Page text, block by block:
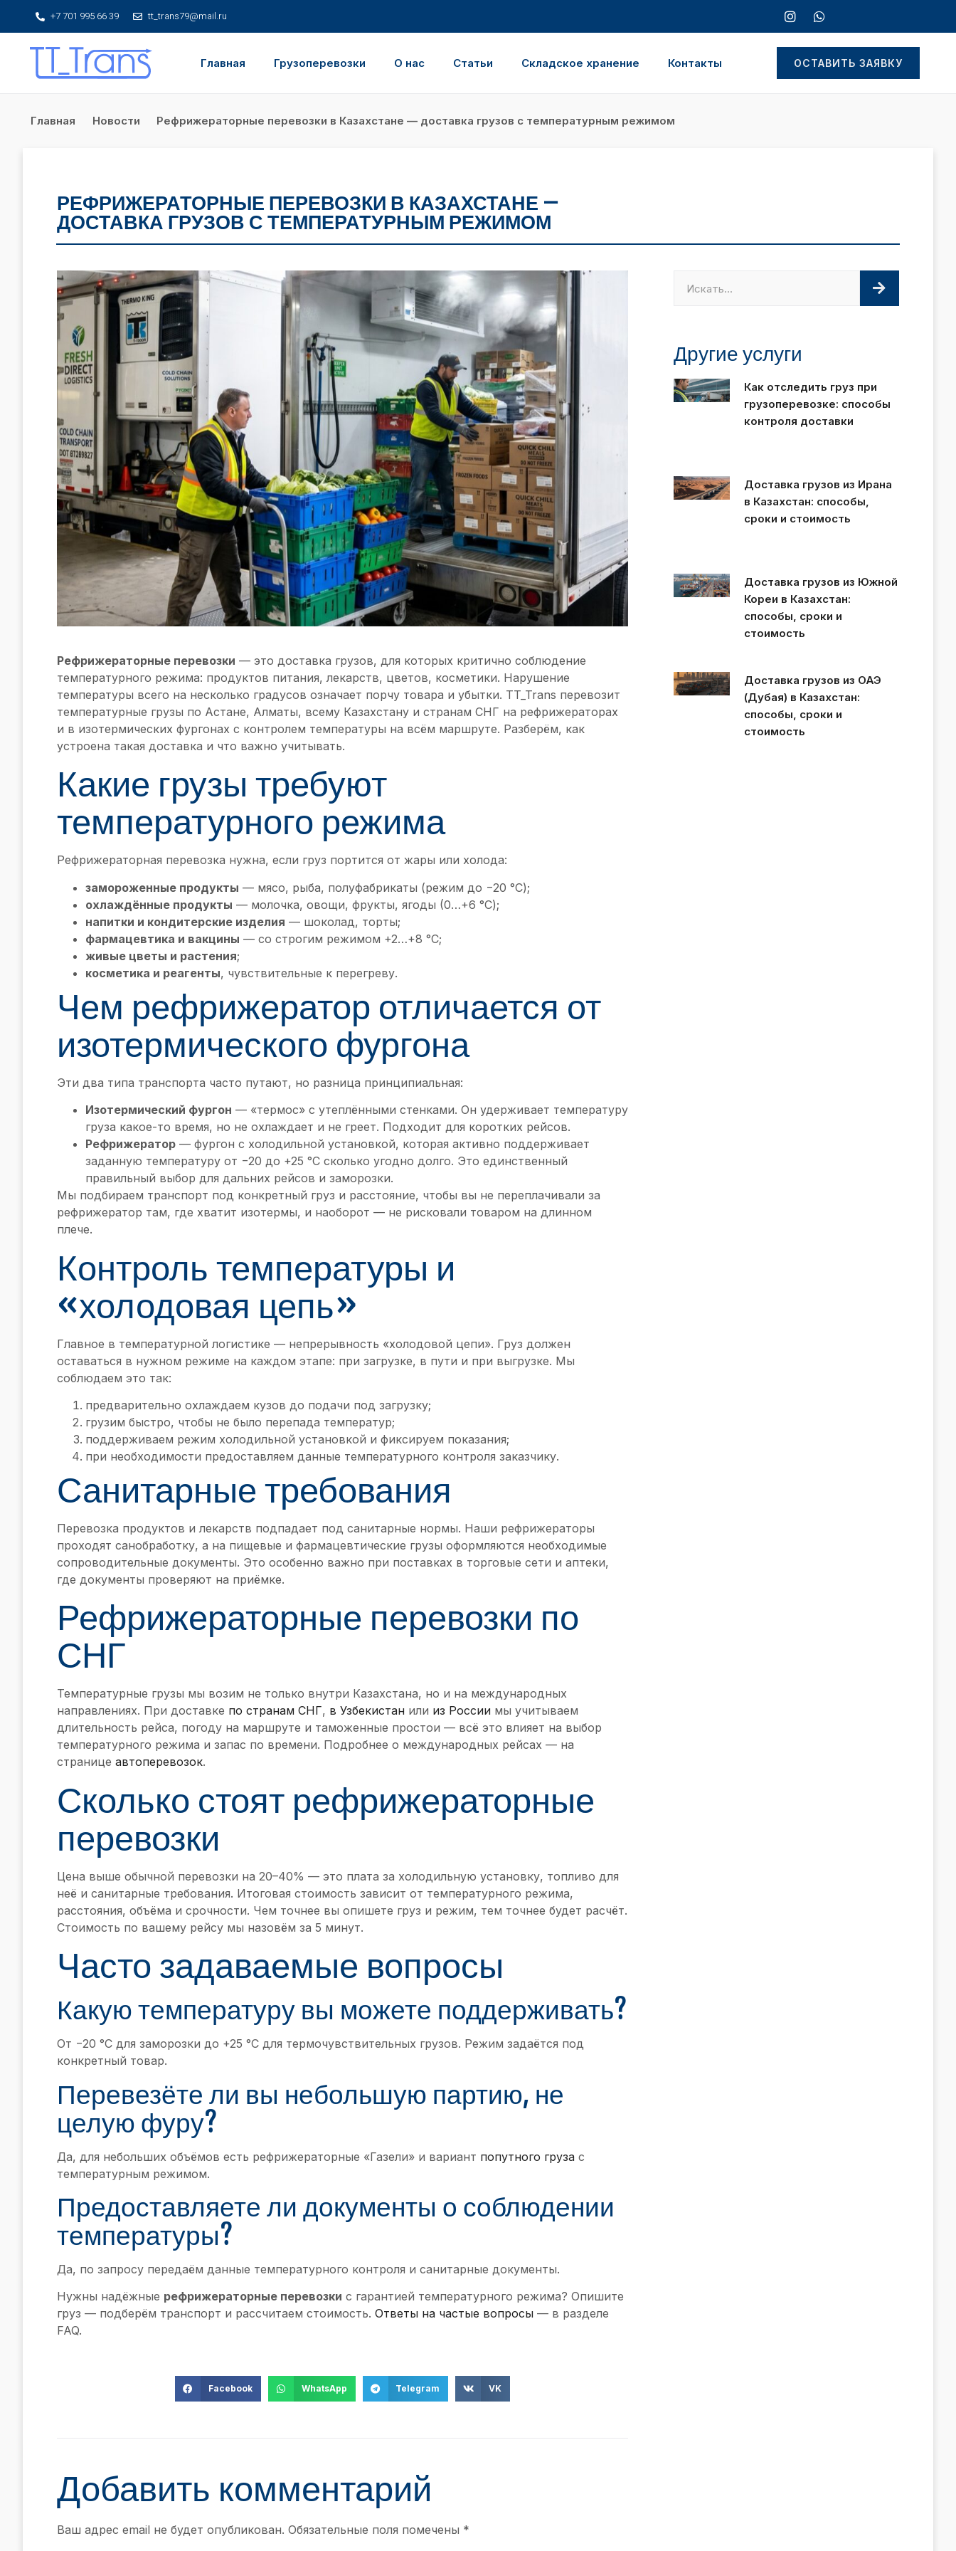
+7 701 995 66 39 tt_trans79@mail.ru
Главная Грузоперевозки О нас Статьи Складское хранение Контакты ОСТАВИТЬ ЗАЯВКУ
Главная Новости Рефрижераторные перевозки в Казахстане — доставка грузов с температурным режимом
РЕФРИЖЕРАТОРНЫЕ ПЕРЕВОЗКИ В КАЗАХСТАНЕ —
ДОСТАВКА ГРУЗОВ С ТЕМПЕРАТУРНЫМ РЕЖИМОМ
Рефрижераторные перевозки — это доставка грузов, для которых критично соблюдение
температурного режима: продуктов питания, лекарств, цветов, косметики. Нарушение
температуры всего на несколько градусов означает порчу товара и убытки. TT_Trans перевозит
температурные грузы по Астане, Алматы, всему Казахстану и странам СНГ на рефрижераторах
и в изотермических фургонах с контролем температуры на всём маршруте. Разберём, как
устроена такая доставка и что важно учитывать.
Какие грузы требуют
температурного режима
Рефрижераторная перевозка нужна, если груз портится от жары или холода:
замороженные продукты — мясо, рыба, полуфабрикаты (режим до −20 °C);
охлаждённые продукты — молочка, овощи, фрукты, ягоды (0…+6 °C);
напитки и кондитерские изделия — шоколад, торты;
фармацевтика и вакцины — со строгим режимом +2…+8 °C;
живые цветы и растения;
косметика и реагенты, чувствительные к перегреву.
Чем рефрижератор отличается от
изотермического фургона
Эти два типа транспорта часто путают, но разница принципиальная:
Изотермический фургон — «термос» с утеплёнными стенками. Он удерживает температуру
груза какое-то время, но не охлаждает и не греет. Подходит для коротких рейсов.
Рефрижератор — фургон с холодильной установкой, которая активно поддерживает
заданную температуру от −20 до +25 °C сколько угодно долго. Это единственный
правильный выбор для дальних рейсов и заморозки.
Мы подбираем транспорт под конкретный груз и расстояние, чтобы вы не переплачивали за
рефрижератор там, где хватит изотермы, и наоборот — не рисковали товаром на длинном
плече.
Контроль температуры и
«холодовая цепь»
Главное в температурной логистике — непрерывность «холодовой цепи». Груз должен
оставаться в нужном режиме на каждом этапе: при загрузке, в пути и при выгрузке. Мы
соблюдаем это так:
предварительно охлаждаем кузов до подачи под загрузку;
грузим быстро, чтобы не было перепада температур;
поддерживаем режим холодильной установкой и фиксируем показания;
при необходимости предоставляем данные температурного контроля заказчику.
Санитарные требования
Перевозка продуктов и лекарств подпадает под санитарные нормы. Наши рефрижераторы
проходят санобработку, а на пищевые и фармацевтические грузы оформляются необходимые
сопроводительные документы. Это особенно важно при поставках в торговые сети и аптеки,
где документы проверяют на приёмке.
Рефрижераторные перевозки по
СНГ
Температурные грузы мы возим не только внутри Казахстана, но и на международных
направлениях. При доставке по странам СНГ, в Узбекистан или из России мы учитываем
длительность рейса, погоду на маршруте и таможенные простои — всё это влияет на выбор
температурного режима и запас по времени. Подробнее о международных рейсах — на
странице автоперевозок.
Сколько стоят рефрижераторные
перевозки
Цена выше обычной перевозки на 20–40% — это плата за холодильную установку, топливо для
неё и санитарные требования. Итоговая стоимость зависит от температурного режима,
расстояния, объёма и срочности. Чем точнее вы опишете груз и режим, тем точнее будет расчёт.
Стоимость по вашему рейсу мы назовём за 5 минут.
Часто задаваемые вопросы
Какую температуру вы можете поддерживать?
От −20 °C для заморозки до +25 °C для термочувствительных грузов. Режим задаётся под
конкретный товар.
Перевезёте ли вы небольшую партию, не
целую фуру?
Да, для небольших объёмов есть рефрижераторные «Газели» и вариант попутного груза с
температурным режимом.
Предоставляете ли документы о соблюдении
температуры?
Да, по запросу передаём данные температурного контроля и санитарные документы.
Нужны надёжные рефрижераторные перевозки с гарантией температурного режима? Опишите
груз — подберём транспорт и рассчитаем стоимость. Ответы на частые вопросы — в разделе
FAQ.
Facebook WhatsApp Telegram VK
Добавить комментарий
Ваш адрес email не будет опубликован. Обязательные поля помечены *
Другие услуги
Как отследить груз при
грузоперевозке: способы
контроля доставки
Доставка грузов из Ирана
в Казахстан: способы,
сроки и стоимость
Доставка грузов из Южной
Кореи в Казахстан:
способы, сроки и
стоимость
Доставка грузов из ОАЭ
(Дубая) в Казахстан:
способы, сроки и
стоимость